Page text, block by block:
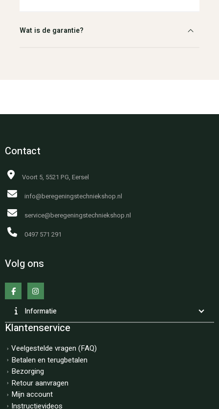
Wat is de garantie?
Contact
Voort 5, 5521 PG, Eersel
info@beregeningstechniekshop.nl
service@beregeningstechniekshop.nl
0497 571 291
Volg ons
Informatie
Klantenservice
Veelgestelde vragen (FAQ)
Betalen en terugbetalen
Bezorging
Retour aanvragen
Mijn account
Instructievideos